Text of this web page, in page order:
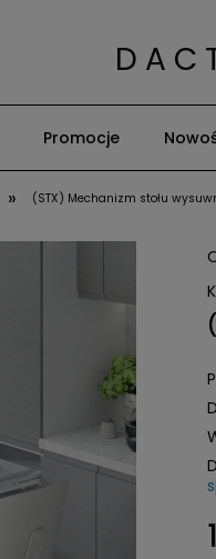
D A C
Promocje
» (STX) Mechanizm stołu